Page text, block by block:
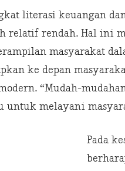
literasi keuangan
relatif rendah. Hal ini
masyarakat
ke depan
“Mudah-
untuk melayani
Pada